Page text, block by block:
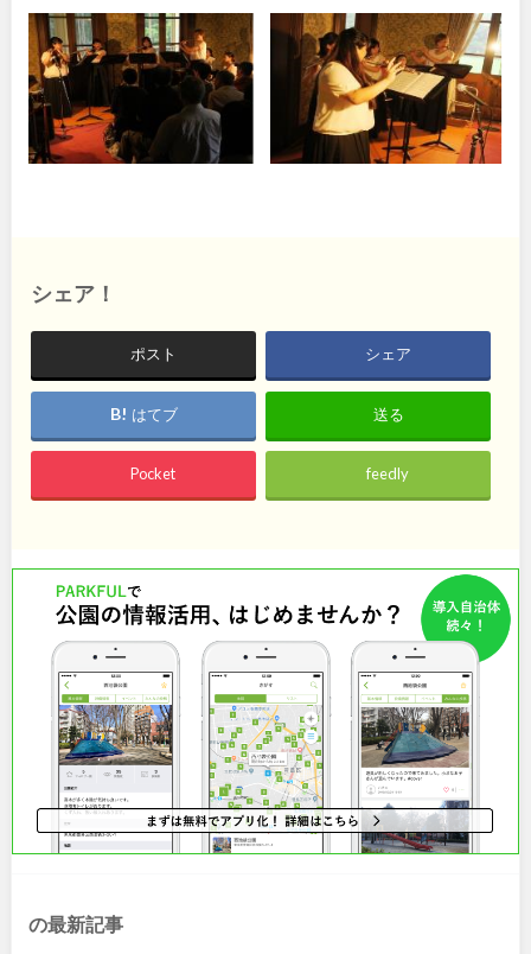
地域で探す
茨城 栃木
群馬 埼玉
甲信越・東海・北陸
新潟 富山
石川 福井
山梨 長野
愛知
洋式庭園
ドッグラン
ローラー滑り台
植物園
夜景スポット
Pickup
花の名所
プレーパーク
健康遊具
ゲートボール
スケートパーク
地域で探す
シェア！
ポスト シェア
はてブ 送る
Pocket feedly
の最新記事